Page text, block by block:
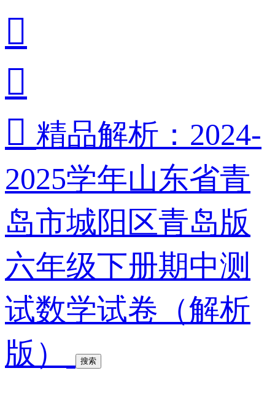


 精品解析：2024-
2025学年山东省青
岛市城阳区青岛版
六年级下册期中测
试数学试卷（解析
版）
搜索